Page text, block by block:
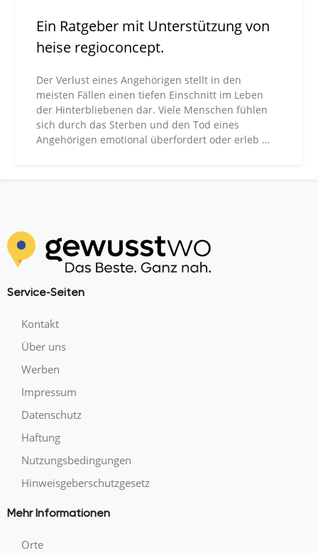
Ein Ratgeber mit Unterstützung von
heise regioconcept.
Der Verlust eines Angehörigen stellt in den
meisten Fällen einen tiefen Einschnitt im Leben
der Hinterbliebenen dar. Viele Menschen fühlen
sich durch das Sterben und den Tod eines
Angehörigen emotional überfordert oder erleb …
Service-Seiten
Kontakt
Über uns
Werben
Impressum
Datenschutz
Haftung
Nutzungsbedingungen
Hinweisgeberschutzgesetz
Mehr Informationen
Orte